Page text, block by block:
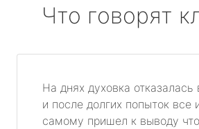
Что говорят
На днях духовка отказалась
и после долгих попыток все
самому пришел к выводу